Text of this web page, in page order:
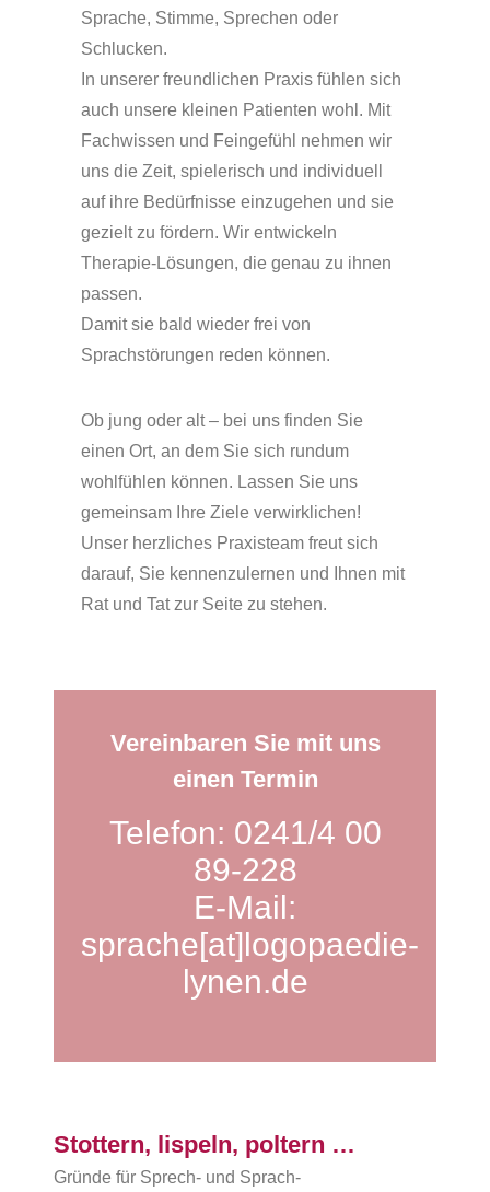
Sprache, Stimme, Sprechen oder
Schlucken.
In unserer freundlichen Praxis fühlen sich
auch unsere kleinen Patienten wohl. Mit
Fachwissen und Feingefühl nehmen wir
uns die Zeit, spielerisch und individuell
auf ihre Bedürfnisse einzugehen und sie
gezielt zu fördern. Wir entwickeln
Therapie-Lösungen, die genau zu ihnen
passen.
Damit sie bald wieder frei von
Sprachstörungen reden können.
Ob jung oder alt – bei uns finden Sie
einen Ort, an dem Sie sich rundum
wohlfühlen können. Lassen Sie uns
gemeinsam Ihre Ziele verwirklichen!
Unser herzliches Praxisteam freut sich
darauf, Sie kennenzulernen und Ihnen mit
Rat und Tat zur Seite zu stehen.
Vereinbaren Sie mit uns
einen Termin
Telefon: 0241/4 00
89-228
E-Mail:
sprache[at]logopaedie-
lynen.de
Stottern, lispeln, poltern …
Gründe für Sprech- und Sprach-